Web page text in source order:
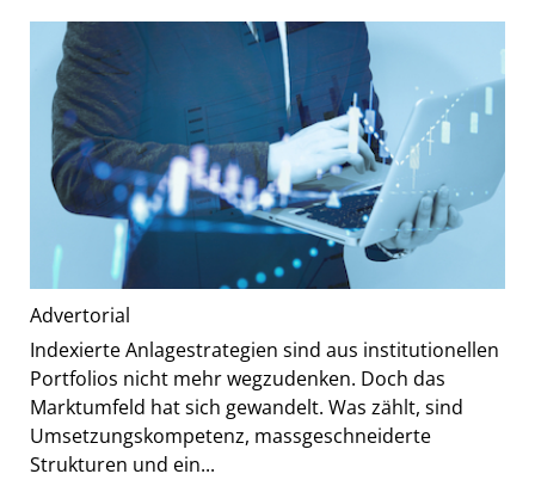
Advertorial
Indexierte Anlagestrategien sind aus institutionellen
Portfolios nicht mehr wegzudenken. Doch das
Marktumfeld hat sich gewandelt. Was zählt, sind
Umsetzungskompetenz, massgeschneiderte
Strukturen und ein...